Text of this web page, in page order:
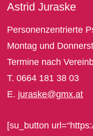
Astrid Juraske
Personenzentrierte
Montag und
Termine nach
T. 0664 181 38 03
E. juraske@gmx.at
[su_button